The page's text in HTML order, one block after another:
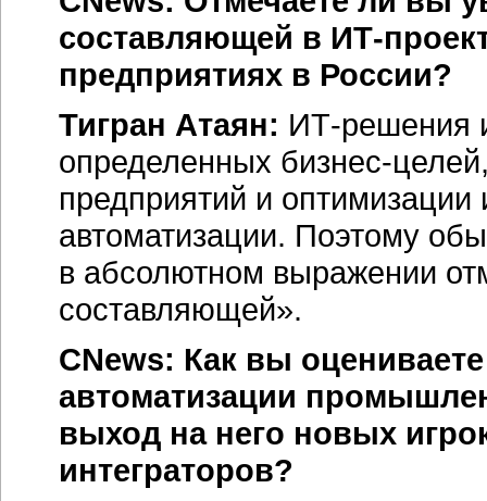
составляющей в ИТ-
предприятиях в России?
Тигран Атаян: ИТ-решения
определенных бизнес-целей
предприятий и оптимизации
автоматизации. Поэтому
в абсолютном выражении
составляющей».
CNews: Как вы
автоматизации
выход на него новых
интеграторов?